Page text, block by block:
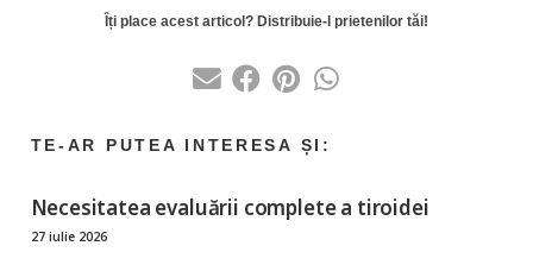
Necesitatea evaluării complete a tiroidei
27 iulie 2026